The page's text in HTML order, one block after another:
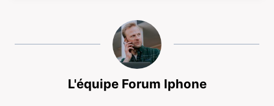
L'équipe Forum Iphone